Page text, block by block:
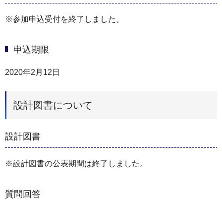
※参加申込受付を終了しました。
申込期限
2020年2月12日
設計図書について
設計図書
※設計図書の公表期間は終了しました。
質問回答